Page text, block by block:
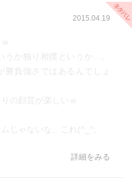
2015.04.19
うか独り相撲というか…。
勝負強さではあるんでしょ
の顔芸が楽しいｗ
じゃないな、これ(^_^;
詳細をみる